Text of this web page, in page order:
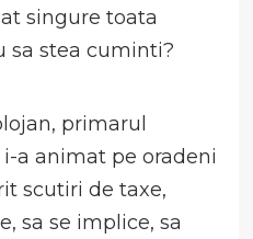
singure toata
sa stea cuminti?
primarul
a animat pe oradeni
scutiri de taxe,
sa se implice, sa